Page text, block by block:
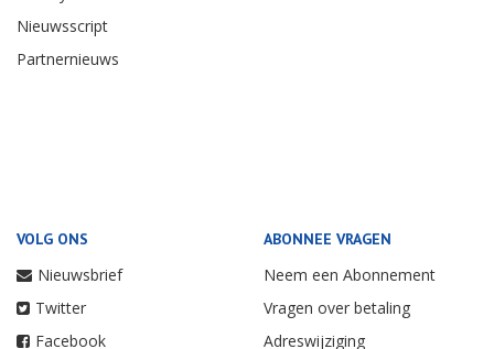
Nieuwsscript
Partnernieuws
VOLG ONS
Nieuwsbrief
Twitter
Facebook
ABONNEE VRAGEN
Neem een Abonnement
Vragen over betaling
Adreswijziging